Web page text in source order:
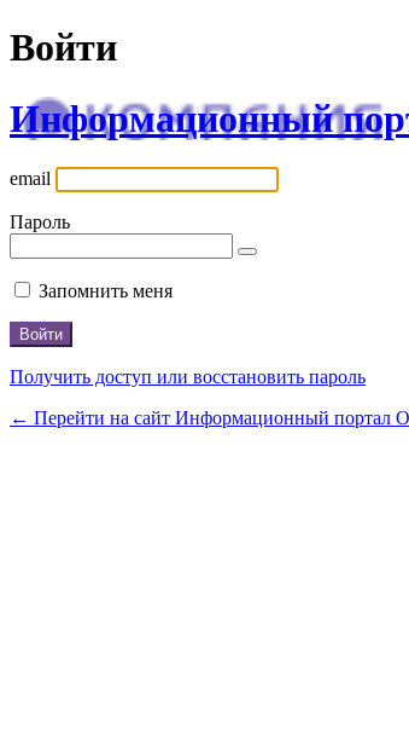
Войти
Информационный
email
Пароль
Запомнить меня
Получить доступ или восстановить пароль
← Перейти на сайт Информационный